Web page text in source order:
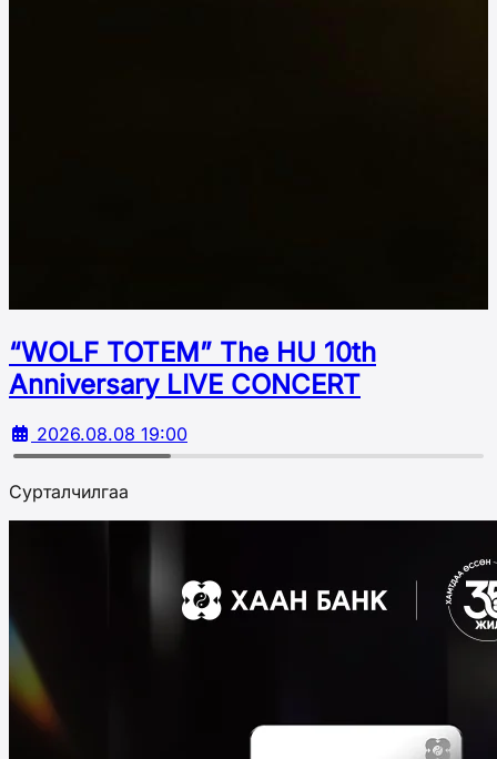
“WOLF TOTEM” The HU 10th
Аnniversary LIVE CONCERT
2026.08.08 19:00
Сурталчилгаа